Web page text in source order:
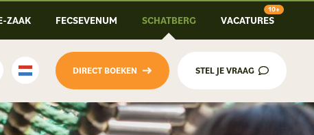
ZAAK FECSEVENUM SCHATBERG VACATURES
Nederlands
DIRECT BOEKEN STEL JE VRAAG